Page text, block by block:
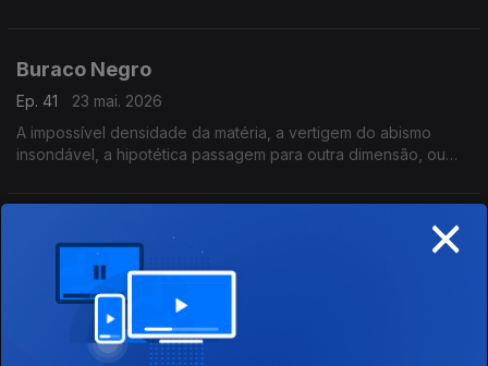
Buraco Negro
Ep. 41
23 mai. 2026
A impossível densidade da matéria, a vertigem do abismo
insondável, a hipotética passagem para outra dimensão, ou
O Sentido do Lugar
17 mai. 2026
A lúcida percepção de que cada local transmite veladas
sonoridades, evoca memórias e estimula emoções, recupera
envolventes atmosferas sepultadas nas nossas recordações
ou na nossa imaginação.
×